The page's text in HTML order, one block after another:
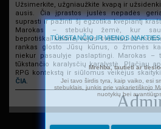
Užsimerkite, užgniaužkite kvapą ir
ausis. Čia įprastos juslės nepadės
suprasti ir pažinti šį egzotika kvepiantį
Marokas – stebuklų žemė, kur
beprotiškai kaitina, vėjas švelniau už
rankas glosto Jūsų kūnus, o žmonės
niekur pasaulyje paslaptingi. Marokas –
tūkstančio karalysčių karalystė. Plačiau
RPG kontekstą ir siūlomus veikėjus
ČIA.
TŪKSTANČIO IR VIENOS
Mrehba, tautieti ar
Jei tavo širdis tyra, kaip vaiko, esi
stebuklais, junkis prie vakarietiškojo
nuotykių bei